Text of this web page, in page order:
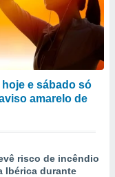
e sábado só
amarelo de
risco de incêndio
Ibérica durante